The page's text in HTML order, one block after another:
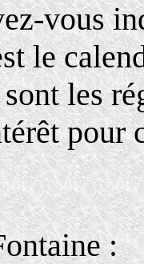
vous
le
les
pour
: